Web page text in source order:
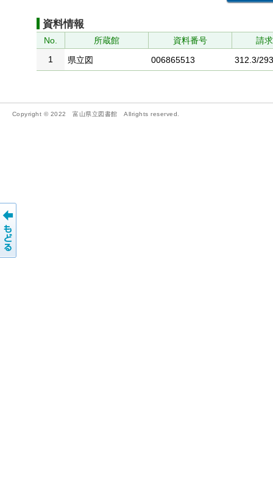
資料情報
No. 所蔵館 資料番号
請
1
県立図 006865513 312.3/
Copyright © 2022 富山県立図書館 Allrights reserved.